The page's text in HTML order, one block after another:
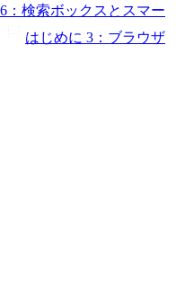
：検索ボックスとスマー
はじめに 3：ブラウザ